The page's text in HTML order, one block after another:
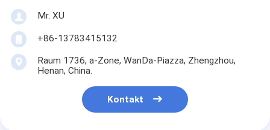
Mr. XU
+86-13783415132
Raum 1736, a-Zone, WanDa-Piazza, Zhengzhou,
Henan, China.
Kontakt